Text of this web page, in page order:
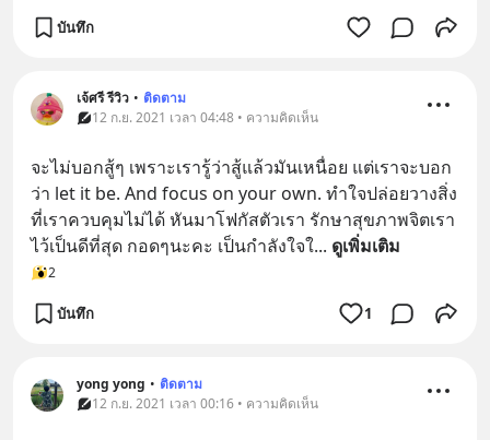
บันทึก
เจ้ศรี รีวิว • ติดตาม
12 ก.ย. 2021 เวลา 04:48 • ความคิดเห็น
จะไม่บอกสู้ๆ เพราะเรารู้ว่าสู้แล้วมันเหนื่อย แต่เราจะบอก
ว่า let it be. And focus on your own. ทำใจปล่อยวางสิ่ง
ที่เราควบคุมไม่ได้ หันมาโฟกัสตัวเรา รักษาสุขภาพจิตเรา
ไว้เป็นดีที่สุด กอดๆนะคะ เป็นกำลังใจใ... ดูเพิ่มเติม
2
บันทึก 1
yong yong • ติดตาม
12 ก.ย. 2021 เวลา 00:16 • ความคิดเห็น